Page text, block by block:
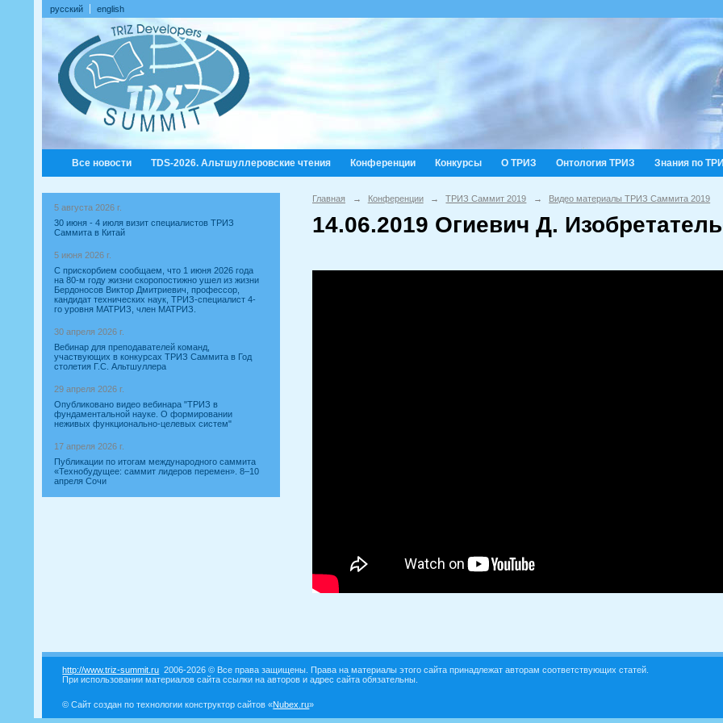
русский english
Все новости TDS-2026. Альтшуллеровские чтения Конференции Конкурсы О ТРИЗ Онтология ТРИЗ Знания по
5 августа 2026 г.
30 июня - 4 июля визит специалистов ТРИЗ
Саммита в Китай
5 июня 2026 г.
С прискорбием сообщаем, что 1 июня 2026 года
на 80-м году жизни скоропостижно ушел из жизни
Бердоносов Виктор Дмитриевич, профессор,
кандидат технических наук, ТРИЗ-специалист 4-
го уровня МАТРИЗ, член МАТРИЗ.
30 апреля 2026 г.
Вебинар для преподавателей команд,
участвующих в конкурсах ТРИЗ Саммита в Год
столетия Г.С. Альтшуллера
29 апреля 2026 г.
Опубликовано видео вебинара "ТРИЗ в
фундаментальной науке. О формировании
неживых функционально-целевых систем"
17 апреля 2026 г.
Публикации по итогам международного саммита
«Технобудущее: саммит лидеров перемен». 8–10
апреля Сочи
Главная → Конференции → ТРИЗ Саммит 2019 → Видео материалы ТРИЗ Саммита 2019
14.06.2019 Огиевич Д.
http://www.triz-summit.ru 2006-2026 © Все права защищены. Права на материалы этого сайта принадлежат авторам соответствующих статей.
При использовании материалов сайта ссылки на авторов и адрес сайта обязательны.
© Сайт создан по технологии конструктор сайтов «Nubex.ru»